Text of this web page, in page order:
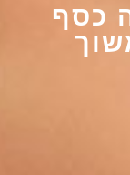
כסף